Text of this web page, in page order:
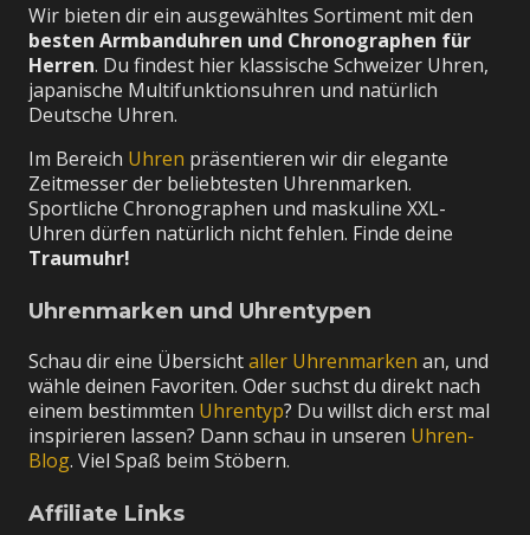
Wir bieten dir ein ausgewähltes Sortiment mit den
besten Armbanduhren und Chronographen für
Herren. Du findest hier klassische Schweizer Uhren,
japanische Multifunktionsuhren und natürlich
Deutsche Uhren.
Im Bereich Uhren präsentieren wir dir elegante
Zeitmesser der beliebtesten Uhrenmarken.
Sportliche Chronographen und maskuline XXL-
Uhren dürfen natürlich nicht fehlen. Finde deine
Traumuhr!
Uhrenmarken und Uhrentypen
Schau dir eine Übersichtaller Uhrenmarken an, und
wähle deinen Favoriten. Oder suchst du direkt nach
einem bestimmten Uhrentyp? Du willst dich erst mal
inspirieren lassen? Dann schau in unseren Uhren-
Blog. Viel Spaß beim Stöbern.
Affiliate Links